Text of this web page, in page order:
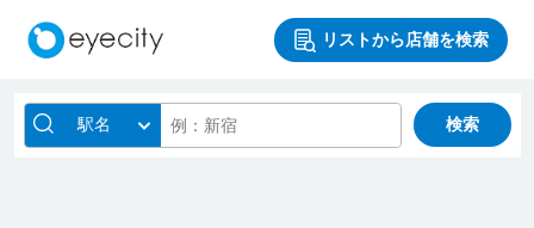
リストから店舗を検索
駅名 検索